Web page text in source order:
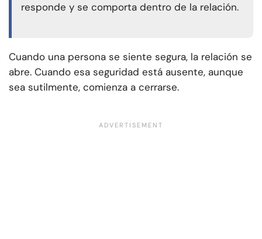
responde y se comporta dentro de la relación.
Cuando una persona se siente segura, la relación se
abre. Cuando esa seguridad está ausente, aunque
sea sutilmente, comienza a cerrarse.